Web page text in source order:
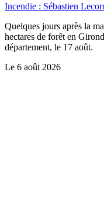
Incendie : Sébastien
Quelques jours après la
hectares de forêt en
département, le 17 août.
Le 6 août 2026